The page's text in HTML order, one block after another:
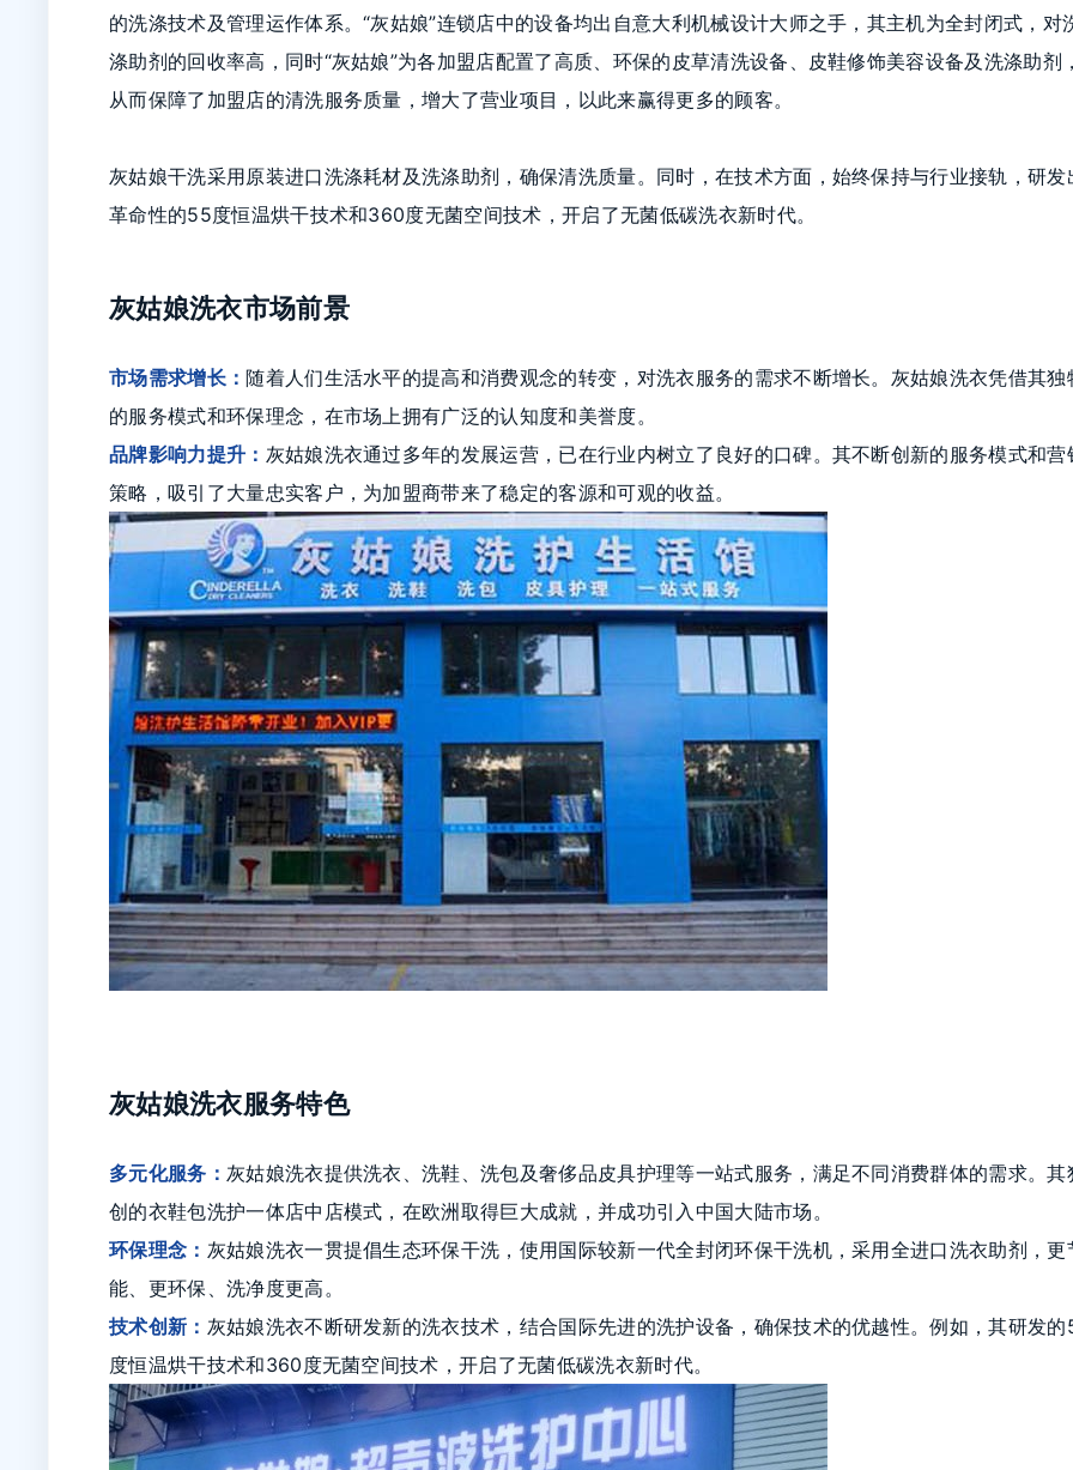
的洗涤技术及管理运作体系。“灰姑娘”连锁店中的设备均出自意大利机械设计大师之手，其主机为全封闭式，对
涤助剂的回收率高，同时“灰姑娘”为各加盟店配置了高质、环保的皮草清洗设备、皮鞋修饰美容设备及洗涤助剂
从而保障了加盟店的清洗服务质量，增大了营业项目，以此来赢得更多的顾客。
灰姑娘干洗采用原装进口洗涤耗材及洗涤助剂，确保清洗质量。同时，在技术方面，始终保持与行业接轨，研发
革命性的55度恒温烘干技术和360度无菌空间技术，开启了无菌低碳洗衣新时代。
灰姑娘洗衣市场前景
市场需求增长：随着人们生活水平的提高和消费观念的转变，对洗衣服务的需求不断增长。灰姑娘洗衣凭借其独
的服务模式和环保理念，在市场上拥有广泛的认知度和美誉度。
品牌影响力提升： 灰姑娘洗衣通过多年的发展运营，已在行业内树立了良好的口碑。其不断创新的服务模式和营
策略，吸引了大量忠实客户，为加盟商带来了稳定的客源和可观的收益。
灰姑娘洗衣服务特色
多元化服务： 灰姑娘洗衣提供洗衣、洗鞋、洗包及奢侈品皮具护理等一站式服务，满足不同消费群体的需求。其
创的衣鞋包洗护一体店中店模式，在欧洲取得巨大成就，并成功引入中国大陆市场。
环保理念： 灰姑娘洗衣一贯提倡生态环保干洗，使用国际较新一代全封闭环保干洗机，采用全进口洗衣助剂，更
能、更环保、洗净度更高。
技术创新： 灰姑娘洗衣不断研发新的洗衣技术，结合国际先进的洗护设备，确保技术的优越性。例如，其研发
度恒温烘干技术和360度无菌空间技术，开启了无菌低碳洗衣新时代。